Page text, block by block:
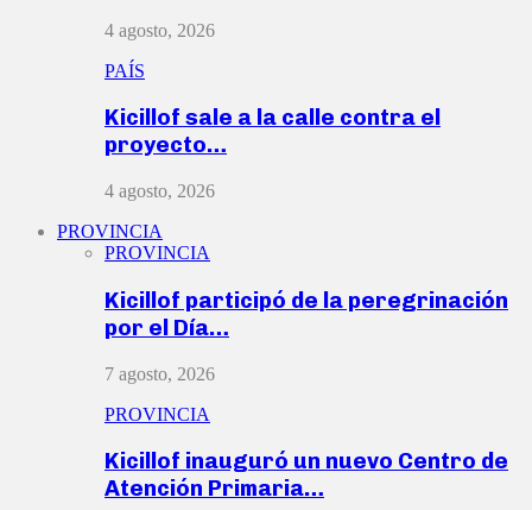
4 agosto, 2026
PAÍS
Kicillof sale a la calle contra el
proyecto…
4 agosto, 2026
PROVINCIA
PROVINCIA
Kicillof participó de la peregrinación
por el Día…
7 agosto, 2026
PROVINCIA
Kicillof inauguró un nuevo Centro de
Atención Primaria…